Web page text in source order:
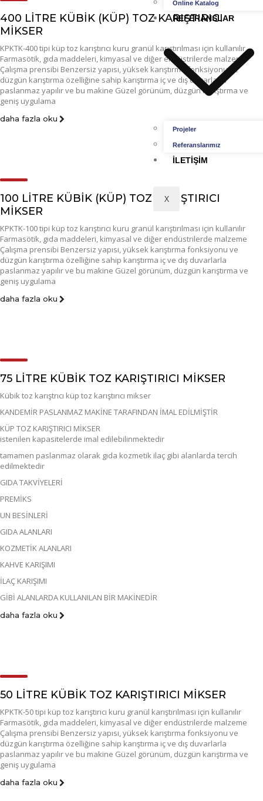
Online Katalog
REFERANSLAR
Projeler
Referanslarımız
İLETIŞIM
X
400 LİTRE KÜBİK (KÜP) TOZ KARIŞTIRICI
MİKSER
KPKTK-400 tipi küp toz karıştırıcı kuru granül karıştırılması için kullanılır
Farmasötik, gıda maddeleri, kimyasal ve diğer endüstrilerde malzeme
Çalışma prensibi Benzersiz yapısı, yüksek karıştırma fonksiyonu ve
düzgün karıştırma özelliğine sahip karıştırma iç ve dış duvarlarla
paslanmaz yapılır ve bu makine Güzel görünüm, düzgün karıştırma ve
geniş uygulama
daha fazla oku
100 LİTRE KÜBİK (KÜP) TOZ KARIŞTIRICI
MİKSER
KPKTK-100 tipi küp toz karıştırıcı kuru granül karıştırılması için kullanılır
Farmasötik, gıda maddeleri, kimyasal ve diğer endüstrilerde malzeme
Çalışma prensibi Benzersiz yapısı, yüksek karıştırma fonksiyonu ve
düzgün karıştırma özelliğine sahip karıştırma iç ve dış duvarlarla
paslanmaz yapılır ve bu makine Güzel görünüm, düzgün karıştırma ve
geniş uygulama
daha fazla oku
75 LİTRE KÜBİK TOZ KARIŞTIRICI MİKSER
Kübik toz karıştrıcı küp toz karıştırıcı mikser
KANDEMİR PASLANMAZ MAKİNE TARAFINDAN İMAL EDİLMİŞTİR
KÜP TOZ KARIŞTIRICI MİKSER
istenilen kapasitelerde imal edilebilinmektedir
tamamen paslanmaz olarak gıda kozmetik ilaç gibi alanlarda tercih
edilmektedir
GIDA TAKVİYELERİ
PREMİKS
UN BESİNLERİ
GIDA ALANLARI
KOZMETİK ALANLARI
KAHVE KARIŞIMI
İLAÇ KARIŞIMI
GİBİ ALANLARDA KULLANILAN BİR MAKİNEDİR
daha fazla oku
50 LİTRE KÜBİK TOZ KARIŞTIRICI MİKSER
KPKTK-50 tipi küp toz karıştırıcı kuru granül karıştırılması için kullanılır
Farmasötik, gıda maddeleri, kimyasal ve diğer endüstrilerde malzeme
Çalışma prensibi Benzersiz yapısı, yüksek karıştırma fonksiyonu ve
düzgün karıştırma özelliğine sahip karıştırma iç ve dış duvarlarla
paslanmaz yapılır ve bu makine Güzel görünüm, düzgün karıştırma ve
geniş uygulama
daha fazla oku